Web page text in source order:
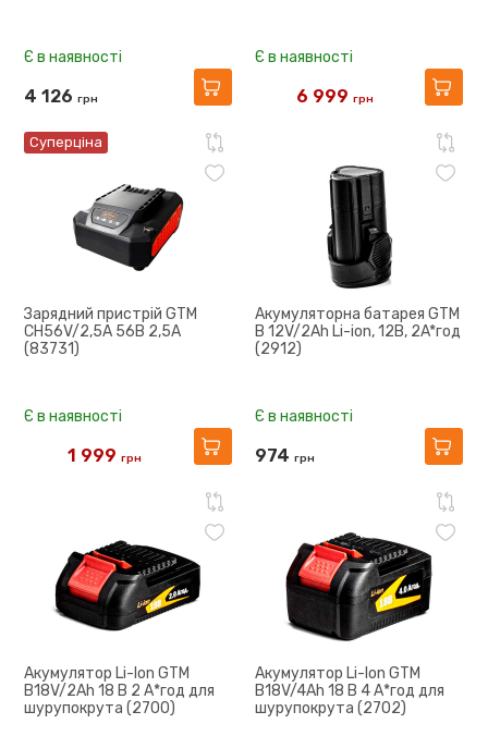
Є в наявності
4 126 грн
Є в наявності
6 999 грн
Суперціна
Зарядний пристрій GTM
CH56V/2,5A 56В 2,5А
(83731)
Є в наявності
1 999 грн
Акумуляторна батарея GTM
B 12V/2Ah Li-ion, 12B, 2A*год
(2912)
Є в наявності
974 грн
Акумулятор Li-Ion GTM
B18V/2Аh 18 В 2 А*год для
шурупокрута (2700)
Акумулятор Li-Ion GTM
B18V/4Аh 18 В 4 А*год для
шурупокрута (2702)